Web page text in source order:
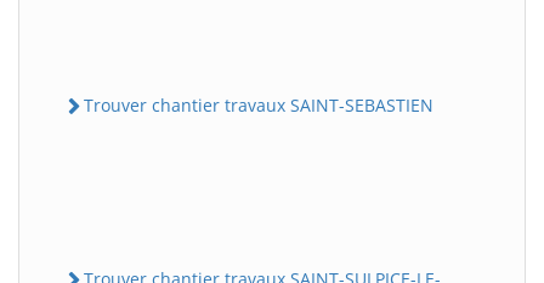
Trouver chantier travaux SAINT-SEBASTIEN